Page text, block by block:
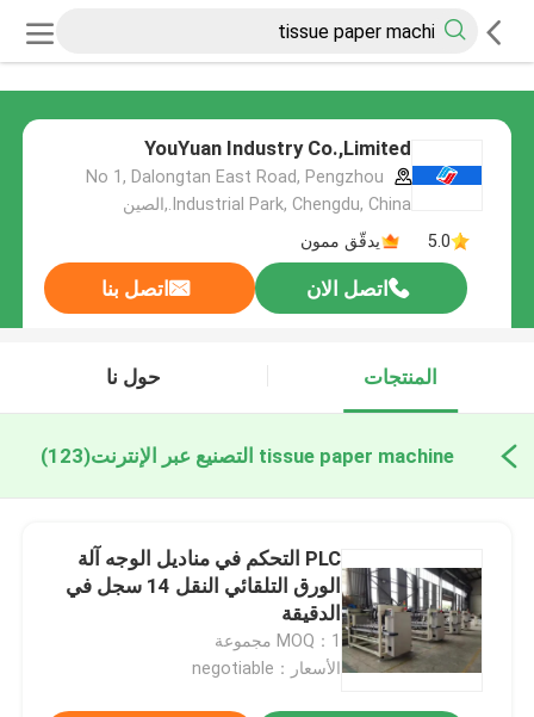
YouYuan Industry Co.,Limited
No 1, Dalongtan East Road, Pengzhou
Industrial Park, Chengdu, China.,الصين
5.0
يدقّق ممون
اتصل الان اتصل بنا
المنتجات حول نا
tissue paper machine التصنيع عبر الإنترنت (123)
PLC التحكم في مناديل الوجه آلة
الورق التلقائي النقل 14 سجل في
الدقيقة
MOQ：1 مجموعة
الأسعار：negotiable